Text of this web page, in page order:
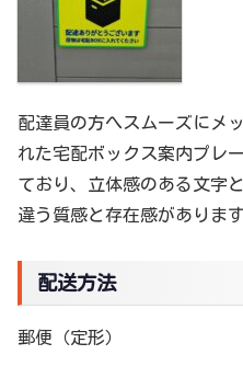
配達員の方へスムーズにメ
れた宅配ボックス案内プレ
ており、立体感のある文字
違う質感と存在感があります
配送方法
郵便（定形）